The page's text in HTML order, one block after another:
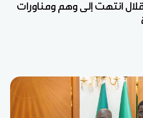
انتهت إلى وهم ومناورات